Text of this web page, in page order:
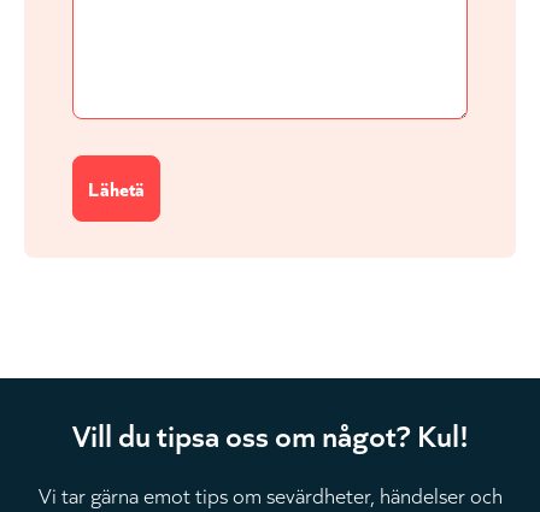
Vill du tipsa oss om något? Kul!
Vi tar gärna emot tips om sevärdheter, händelser och